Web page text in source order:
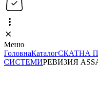
Меню
ГоловнаКаталогСКАТНА
СИСТЕМИРЕВИЗИЯ